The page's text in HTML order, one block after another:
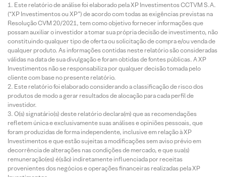
Este relatório de análise foi elaborado pela XP Investimentos CCTVM S.A.
(“XP Investimentos ou XP”) de acordo com todas as exigências previstas na
Resolução CVM 20/2021, tem como objetivo fornecer informações que
possam auxiliar o investidor a tomar sua própria decisão de investimento, não
constituindo qualquer tipo de oferta ou solicitação de compra e/ou venda de
qualquer produto. As informações contidas neste relatório são consideradas
válidas na data de sua divulgação e foram obtidas de fontes públicas. A XP
Investimentos não se responsabiliza por qualquer decisão tomada pelo
cliente com base no presente relatório.
Este relatório foi elaborado considerando a classificação de risco dos
produtos de modo a gerar resultados de alocação para cada perfil de
investidor.
O(s) signatário(s) deste relatório declara(m) que as recomendações
refletem única e exclusivamente suas análises e opiniões pessoais, que
foram produzidas de forma independente, inclusive em relação à XP
Investimentos e que estão sujeitas a modificações sem aviso prévio em
decorrência de alterações nas condições de mercado, e que sua(s)
remuneração(es) é(são) indiretamente influenciada por receitas
provenientes dos negócios e operações financeiras realizadas pela XP